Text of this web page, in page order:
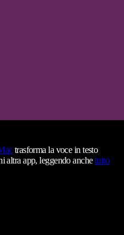
trasforma la voce in testo
altra app, leggendo anchetutto